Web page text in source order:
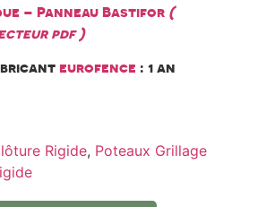
– Panneau Bastifor (
pdf )
eurofence : 1 an
Rigide, Poteaux Grillage